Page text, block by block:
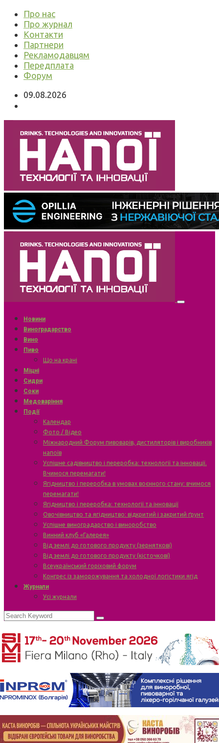
Про нас
Про журнал
Контакти
Партнери
Рекламодавцям
Передплата
Форум
09.08.2026
Новини
Виноградарство
Вино
Пиво
Що на крані
Міцні
Сидри
Соки
Медоваріння
Події
Календар
Фото / Відео
Міжнародний Форум пивоварів, дистиляторів і виробників
напоїв
Успішне садівництво і переробка: технології та інновації.
Вчимося перемагати!
Ягідництво і переробка в умовах воєнного стану: вчимося
перемагати!
Ягідництво і переробка: технології та інновації
Овочівництво та ягідництво: відкритий і закритий ґрунт
Успішне виноградарство і виноробство
Винний клуб «Галерея»
Від землі до готового продукту (зерняткові)
Від землі до готового продукту (кісточкові)
Всеукраїнський горіховий форум
Конгрес із заморожування та холодної логістики ягід
Журнали
Усі журнали